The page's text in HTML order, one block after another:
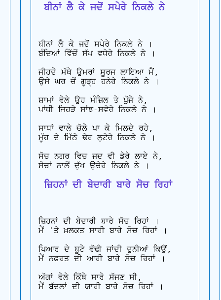
ਬੀਨਾਂ ਲੈ ਕੇ ਜਦੋਂ ਸਪੇਰੇ ਨਿਕਲੇ ਨੇ
ਬੀਨਾਂ ਲੈ ਕੇ ਜਦੋਂ ਸਪੇਰੇ ਨਿਕਲੇ ਨੇ ।
ਬੰਦਿਆਂ ਵਿੱਚੋਂ ਸੱਪ ਵਧੇਰੇ ਨਿਕਲੇ ਨੇ ।
ਜੀਹਦੇ ਮੱਥੇ ਉਮਰਾਂ ਸੂਰਜ ਲਾਇਆ ਮੈਂ,
ਉਸੇ ਘਰ ਚੋਂ ਗੂੜ੍ਹ ਹਨੇਰੇ ਨਿਕਲੇ ਨੇ ।
ਸ਼ਾਮਾਂ ਵੇਲੇ ਉਹ ਮੰਜ਼ਿਲ ਤੇ ਪੁੱਜੇ ਨੇ,
ਪਾਂਧੀ ਜਿਹੜੇ ਸਾਂਝ-ਸਵੇਰੇ ਨਿਕਲੇ ਨੇ ।
ਸਾਧਾਂ ਵਾਲੇ ਚੋਲੇ ਪਾ ਕੇ ਮਿਲਦੇ ਰਹੇ,
ਮੂੰਹ ਦੇ ਮਿੱਠੇ ਢੇਰ ਲੁਟੇਰੇ ਨਿਕਲੇ ਨੇ ।
ਸੋਚ ਨਗਰ ਵਿਚ ਜਦ ਵੀ ਡੇਰੇ ਲਾਏ ਨੇ,
ਜ਼ਿਹਨਾਂ ਦੀ ਬੇਦਾਰੀ ਬਾਰੇ ਸੋਚ ਰਿਹਾਂ
ਜ਼ਿਹਨਾਂ ਦੀ ਬੇਦਾਰੀ ਬਾਰੇ ਸੋਚ ਰਿਹਾਂ ।
ਮੈਂ 'ਤੇ ਖ਼ਲਕਤ ਸਾਰੀ ਬਾਰੇ ਸੋਚ ਰਿਹਾਂ ।
ਪਿਆਰ ਦੇ ਬੂਟੇ ਵੱਢੀ ਜਾਂਦੀ ਦੁਨੀਆਂ ਕਿਉਂ,
ਮੈਂ ਨਫ਼ਰਤ ਦੀ ਆਰੀ ਬਾਰੇ ਸੋਚ ਰਿਹਾਂ ।
ਅੱਗਾਂ ਵੇਲੇ ਕਿੱਥੇ ਸਾਰੇ ਸੱਜਣ ਸੀ,
ਮੈਂ ਬੱਦਲਾਂ ਦੀ ਯਾਰੀ ਬਾਰੇ ਸੋਚ ਰਿਹਾਂ ।